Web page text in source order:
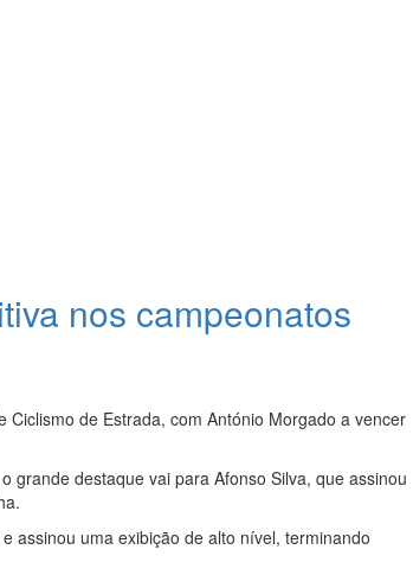
nos campeonatos
de Estrada, com António Morgado a vencer
grande destaque vai para Afonso Silva, que assinou
assinou uma exibição de alto nível, terminando